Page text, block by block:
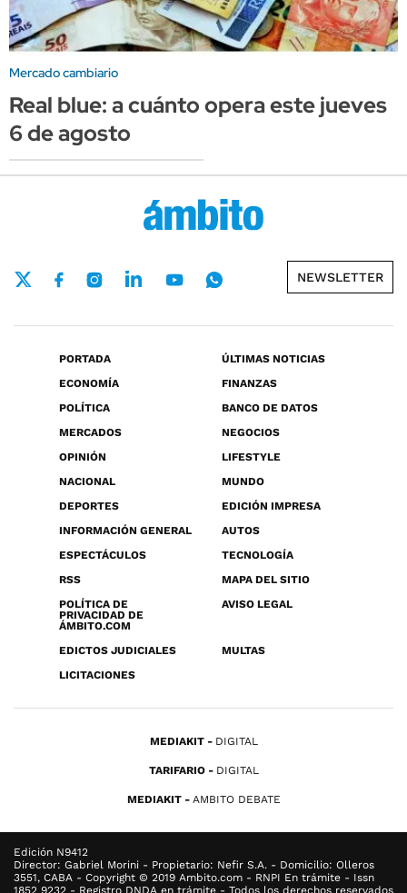
Mercado cambiario
Real blue: a cuánto opera este jueves
6 de agosto
NEWSLETTER
PORTADA
ÚLTIMAS NOTICIAS
ECONOMÍA
FINANZAS
POLÍTICA
BANCO DE DATOS
MERCADOS
NEGOCIOS
OPINIÓN
LIFESTYLE
NACIONAL
MUNDO
DEPORTES
EDICIÓN IMPRESA
INFORMACIÓN GENERAL
AUTOS
ESPECTÁCULOS
TECNOLOGÍA
RSS
MAPA DEL SITIO
POLÍTICA DE
PRIVACIDAD DE
ÁMBITO.COM
AVISO LEGAL
EDICTOS JUDICIALES
MULTAS
LICITACIONES
MEDIAKIT DIGITAL
TARIFARIO DIGITAL
MEDIAKIT AMBITO DEBATE
Edición N9412
Director: Gabriel Morini - Propietario: Nefir S.A. - Domicilio: Olleros
3551, CABA - Copyright © 2019 Ambito.com - RNPI En trámite - Issn
1852 9232 - Registro DNDA en trámite - Todos los derechos reservados